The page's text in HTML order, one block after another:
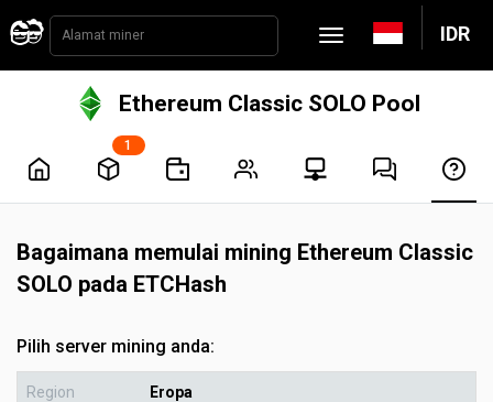
IDR
Ethereum Classic SOLO Pool
1
Bagaimana memulai mining Ethereum Classic
SOLO pada ETCHash
Pilih server mining anda:
Region Eropa